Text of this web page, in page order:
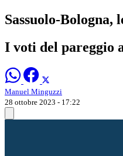
Sassuolo-Bologna,
I voti del pareggio
Manuel Minguzzi
28 ottobre 2023 - 17:22